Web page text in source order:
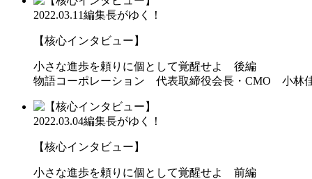
2022.03.11編集長がゆく！
【核心インタビュー】
小さな進歩を頼りに個として覚醒せよ 後編
物語コーポレーション 代表取締役会長・CMO 小林
2022.03.04編集長がゆく！
【核心インタビュー】
小さな進歩を頼りに個として覚醒せよ 前編